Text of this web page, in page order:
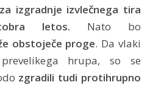
izgradnje izvlečnega tira
letos. Nato bo
obstoječe proge. Da vlaki
hrupa, so se
zgradili tudi protihrupno